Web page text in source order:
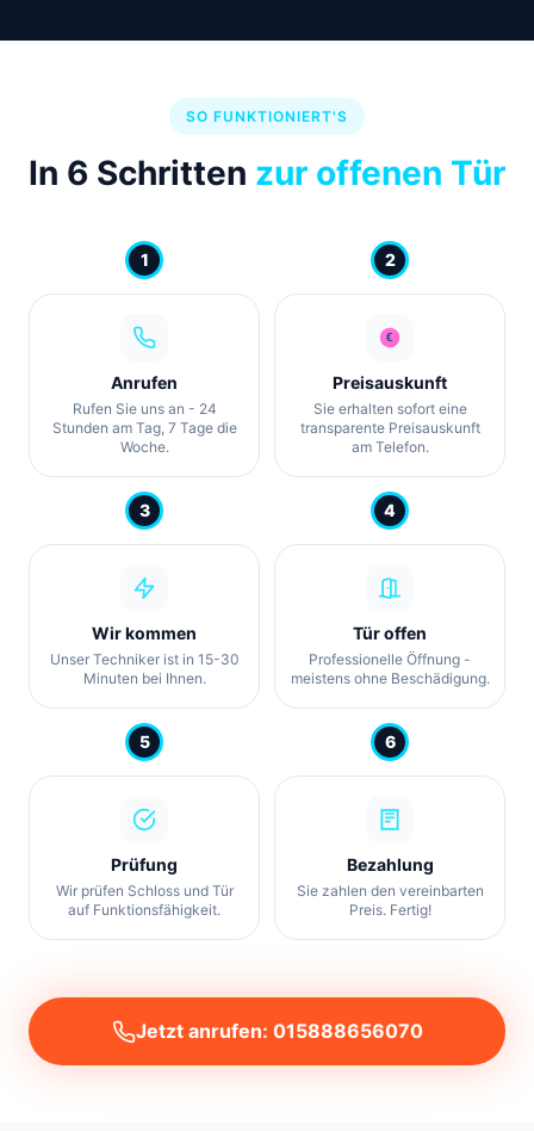
SO FUNKTIONIERT'S
In 6 Schritten zur offenen Tür
1
Anrufen
Rufen Sie uns an - 24
Stunden am Tag, 7 Tage die
Woche.
2
Preisauskunft
Sie erhalten sofort eine
transparente Preisauskunft
am Telefon.
3
Wir kommen
Unser Techniker ist in 15-30
Minuten bei Ihnen.
4
Tür offen
Professionelle Öffnung -
meistens ohne Beschädigung.
5
Prüfung
Wir prüfen Schloss und Tür
auf Funktionsfähigkeit.
6
Bezahlung
Sie zahlen den vereinbarten
Preis. Fertig!
Jetzt anrufen: 015888656070